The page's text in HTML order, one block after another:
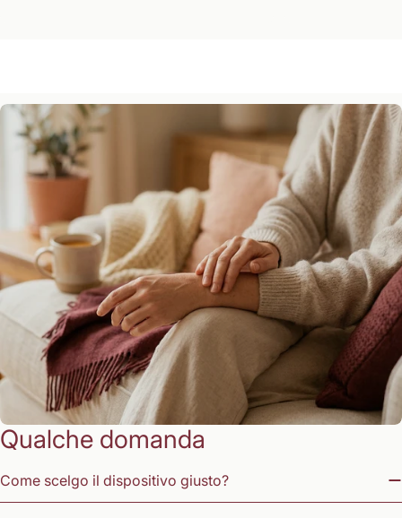
Qualche domanda
Come scelgo il dispositivo giusto?